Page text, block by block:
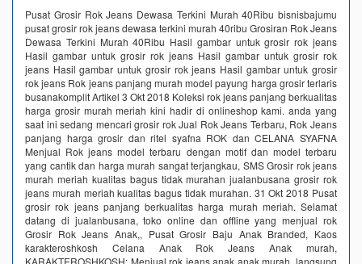
Pusat Grosir Rok Jeans Dewasa Terkini Murah 40Ribu bisnisbajumu
pusat grosir rok jeans dewasa terkini murah 40ribu Grosiran Rok Jeans
Dewasa Terkini Murah 40Ribu Hasil gambar untuk grosir rok jeans
Hasil gambar untuk grosir rok jeans Hasil gambar untuk grosir rok
jeans Hasil gambar untuk grosir rok jeans Hasil gambar untuk grosir
rok jeans Rok jeans panjang murah model payung harga grosir terlaris
busanakomplit Artikel 3 Okt 2018 Koleksi rok jeans panjang berkualitas
harga grosir murah meriah kini hadir di onlineshop kami. anda yang
saat ini sedang mencari grosir rok Jual Rok Jeans Terbaru, Rok Jeans
panjang harga grosir dan ritel syafna ROK dan CELANA SYAFNA
Menjual Rok jeans model terbaru dengan motif dan model terbaru
yang cantik dan harga murah sangat terjangkau, SMS Grosir rok jeans
murah meriah kualitas bagus tidak murahan jualanbusana grosir rok
jeans murah meriah kualitas bagus tidak murahan. 31 Okt 2018 Pusat
grosir rok jeans panjang berkualitas harga murah meriah. Selamat
datang di jualanbusana, toko online dan offline yang menjual rok
Grosir Rok Jeans Anak,, Pusat Grosir Baju Anak Branded, Kaos
karakteroshkosh Celana Anak Rok Jeans Anak murah,
KARAKTEROSHKOSH: Menjual rok jeans anak anak murah, langsung